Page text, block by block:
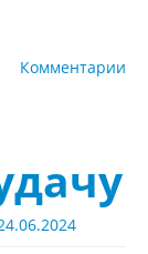
Комментарии